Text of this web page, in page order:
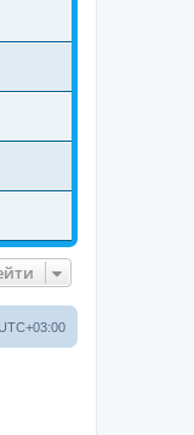
UTC+03:00